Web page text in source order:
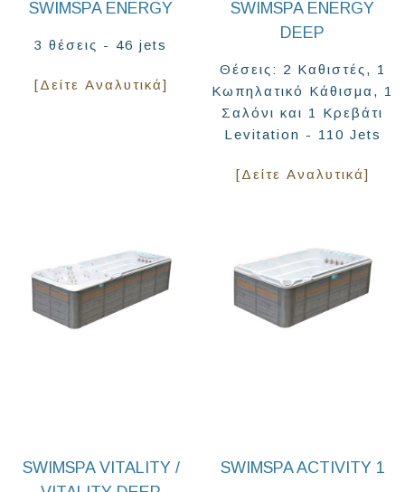
SWIMSPA ENERGY
3 θέσεις - 46 jets
[Δείτε Αναλυτικά]
SWIMSPA ENERGY
DEEP
Θέσεις: 2 Καθιστές, 1
Κωπηλατικό Κάθισμα, 1
Σαλόνι και 1 Κρεβάτι
Levitation - 110 Jets
[Δείτε Αναλυτικά]
SWIMSPA VITALITY /
SWIMSPA ACTIVITY 1